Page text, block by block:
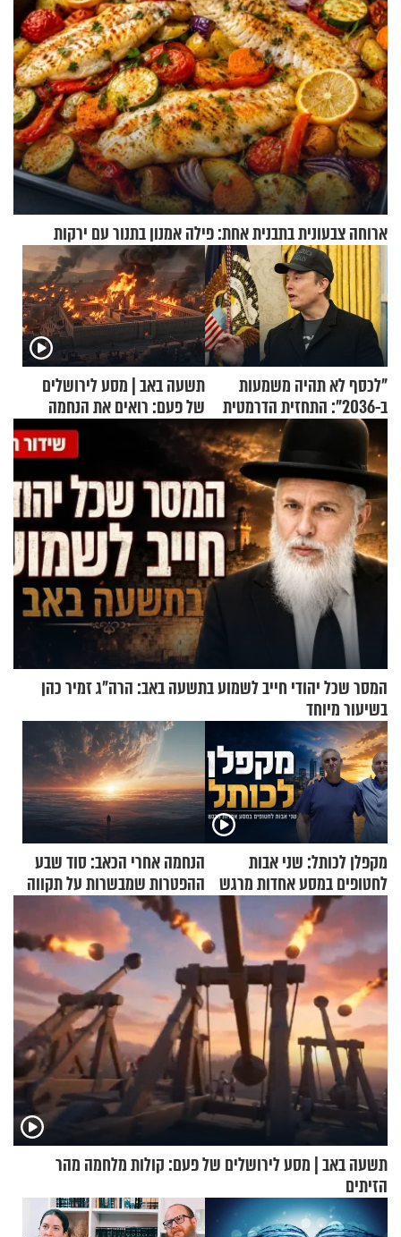
ארוחה צבעונית בתבנית אחת: פילה אמנון בתנור עם ירקות
"לכסף לא תהיה משמעות
ב-2036": התחזית הדרמטית
של אילון מאסק על עתיד
הכלכלה
תשעה באב | מסע לירושלים
של פעם: רואים את הנחמה
המסר שכל יהודי חייב לשמוע בתשעה באב: הרה"ג זמיר כהן
בשיעור מיוחד
מקפלן לכותל: שני אבות
לחטופים במסע אחדות מרגש
הנחמה אחרי הכאב: סוד שבע
ההפטרות שמבשרות על תקווה
וגאולה
תשעה באב | מסע לירושלים של פעם: קולות מלחמה מהר
הזיתים